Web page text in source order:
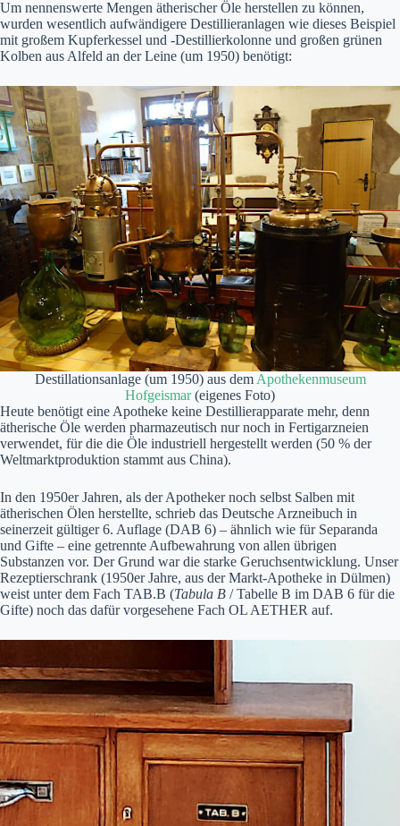
Um nennenswerte Mengen ätherischer Öle herstellen zu können,
wurden wesentlich aufwändigere Destillieranlagen wie dieses Beispiel
mit großem Kupferkessel und -Destillierkolonne und großen grünen
Kolben aus Alfeld an der Leine (um 1950) benötigt:
Destillationsanlage (um 1950) aus dem Apothekenmuseum
Hofgeismar(eigenes Foto)
Heute benötigt eine Apotheke keine Destillierapparate mehr, denn
ätherische Öle werden pharmazeutisch nur noch in Fertigarzneien
verwendet, für die die Öle industriell hergestellt werden (50 % der
Weltmarktproduktion stammt aus China).
In den 1950er Jahren, als der Apotheker noch selbst Salben mit
ätherischen Ölen herstellte, schrieb das Deutsche Arzneibuch in
seinerzeit gültiger 6. Auflage (DAB 6) – ähnlich wie für Separanda
und Gifte – eine getrennte Aufbewahrung von allen übrigen
Substanzen vor. Der Grund war die starke Geruchsentwicklung. Unser
Rezeptierschrank (1950er Jahre, aus der Markt-Apotheke in Dülmen)
weist unter dem Fach TAB.B (Tabula B / Tabelle B im DAB 6 für die
Gifte) noch das dafür vorgesehene Fach OL AETHER auf.